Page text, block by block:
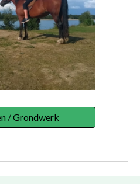
/ Grondwerk